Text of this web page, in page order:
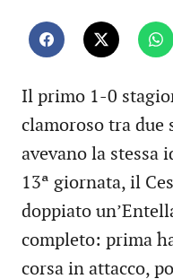
Il primo 1-0
clamoroso tra due
avevano la stessa
13ª giornata, il
doppiato
completo: prima
corsa in attacco,